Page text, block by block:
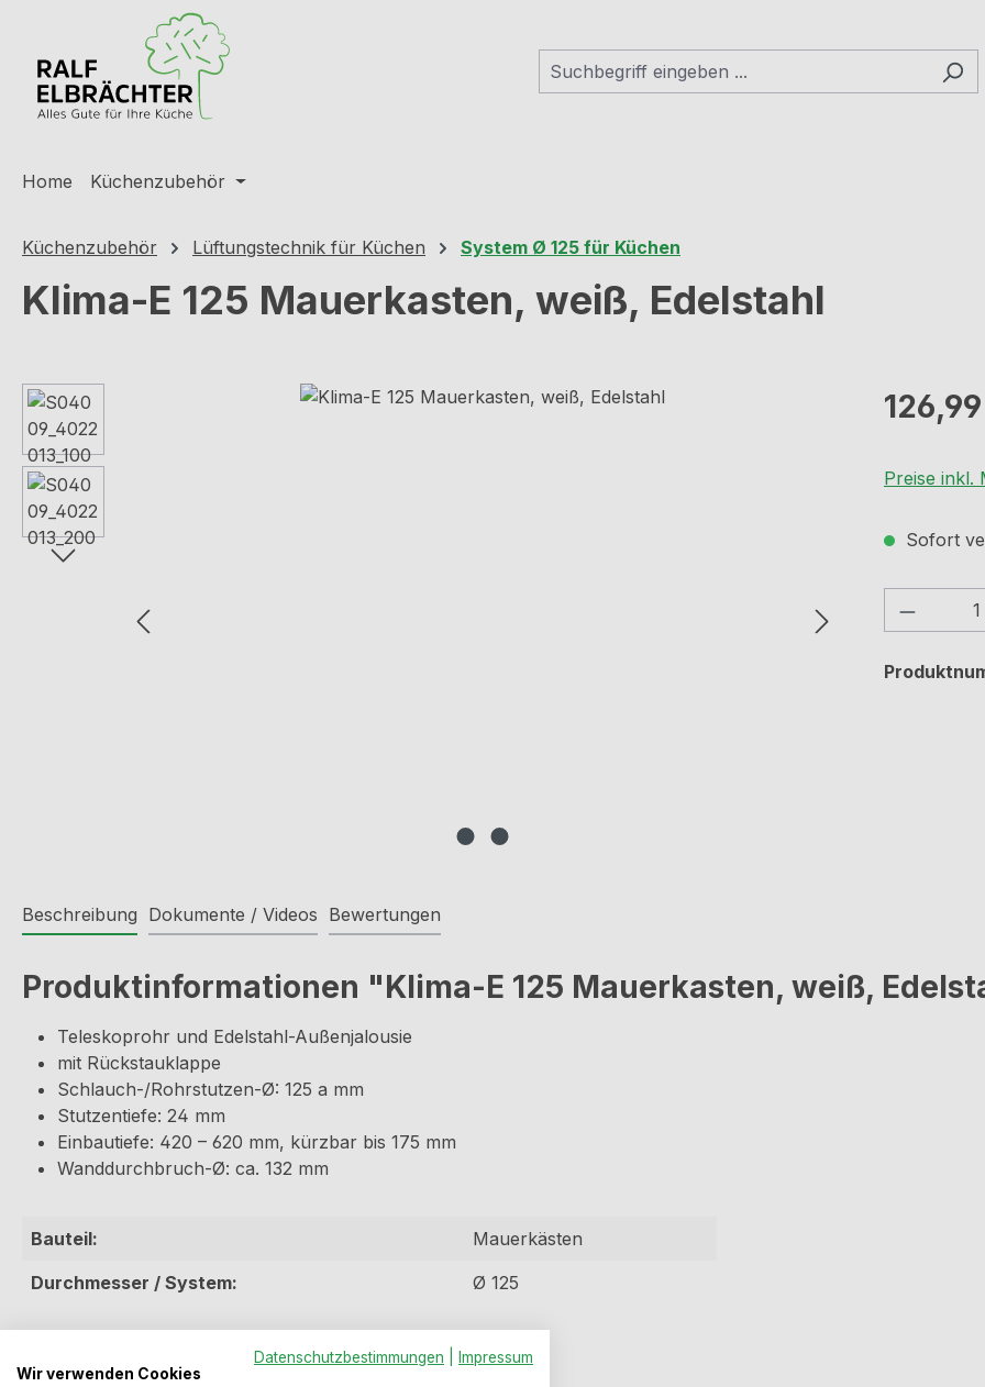
Hauptinhalt springen
Zur Suche springen
Zur Hauptnavigation springen
Home Küchenzubehör
Küchenzubehör Lüftungstechnik für Küchen System Ø 125 für Küchen
Klima-E 125 Mauerkasten, weiß, Edelstahl
Bildergalerie überspringen Regulärer
Preise inkl.
Sofort
Beschreibung Dokumente / Videos Bewertungen
Produktinformationen "Klima-E 125 Mauerkasten, weiß,
Teleskoprohr und Edelstahl-Außenjalousie
mit Rückstauklappe
Schlauch-/Rohrstutzen-Ø: 125 a mm
Stutzentiefe: 24 mm
Einbautiefe: 420 – 620 mm, kürzbar bis 175 mm
Wanddurchbruch-Ø: ca. 132 mm
Bauteil:
Mauerkästen
Durchmesser / System:
Ø 125
Datenschutzbestimmungen
Impressum
Wir verwenden Cookies